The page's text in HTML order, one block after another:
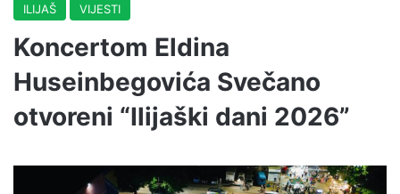
ILIJAŠ VIJESTI
Koncertom Eldina
Huseinbegovića Svečano
otvoreni “Ilijaški dani 2026”